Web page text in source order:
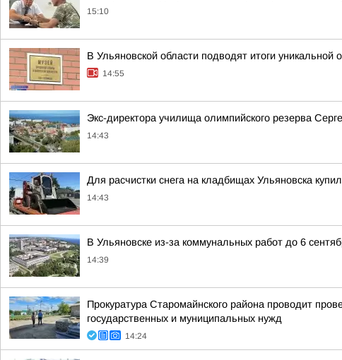
15:10
В Ульяновской области подводят итоги
14:55
Экс-директора училища олимпийского резерва
14:43
Для расчистки снега на кладбищах Ульяновска
14:43
В Ульяновске из-за коммунальных работ до 6
14:39
Прокуратура Старомайнского района проводит
государственных и муниципальных нужд
14:24